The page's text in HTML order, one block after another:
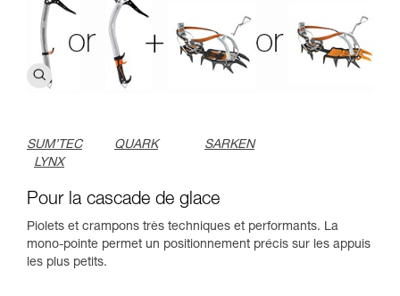
SUM’TEC QUARK
SARKEN
LYNX
Pour la cascade de glace
Piolets et crampons très techniques et performants. La
mono-pointe permet un positionnement précis sur les appuis
les plus petits.